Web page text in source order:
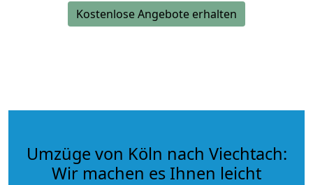
Kostenlose Angebote erhalten
Umzüge von Köln nach Viechtach:
Wir machen es Ihnen leicht